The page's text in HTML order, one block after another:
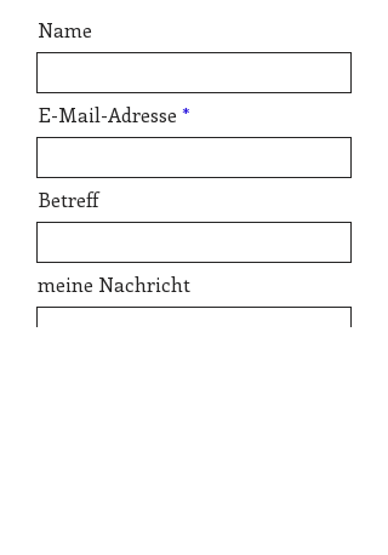
Name
E-Mail-Adresse
Betreff
meine Nachricht